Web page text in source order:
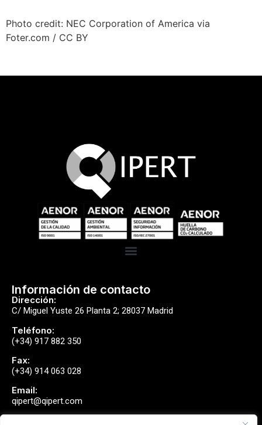
Photo credit: NEC Corporation of America via
Foter.com / CC BY
Información de contacto
Dirección:
C/ Miguel Yuste 26 Planta 2; 28037 Madrid
Teléfono:
(+34) 917 882 350
Fax:
(+34) 914 063 028
Email:
qipert@qipert.com